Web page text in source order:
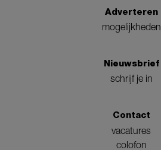
Adverteren
mogelijkheden
Nieuwsbrief
schrijf je in
Contact
vacatures
colofon